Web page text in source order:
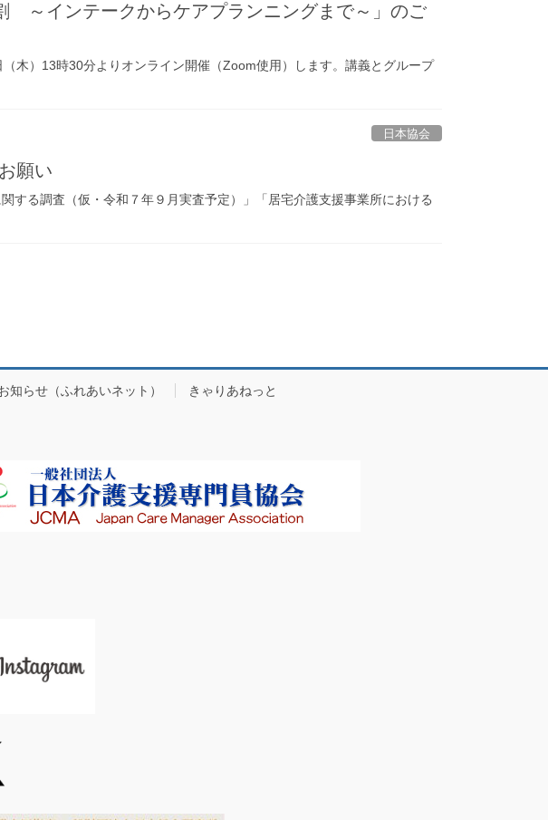
～インテークからケアプランニングまで～」のご
木）13時30分よりオンライン開催（Zoom使用）します。講義とグループ
日本協会
願い
する調査（仮・令和７年９月実査予定）」「居宅介護支援事業所における
知らせ（ふれあいネット）
きゃりあねっと